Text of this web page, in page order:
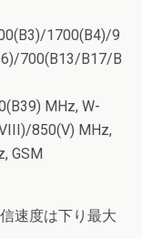
1700(B4)/9
700(B13/B17/B
MHz, W-
850(V) MHz,
GSM
速度は下り最大